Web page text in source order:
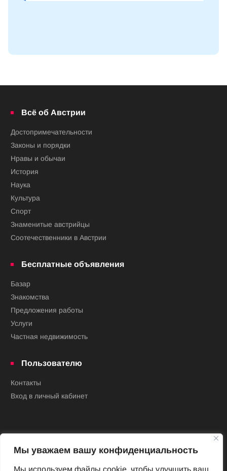
Мы уважаем вашу конфиденциальность
Мы используем файлы cookie, чтобы улучшить ваш
Всё об Австрии
Достопримечательности
Законы и порядки
Нравы и обычаи
История
Наука
Культура
Спорт
Знаменитые австрийцы
Соотечественники в Австрии
Бесплатные объявления
Базар
Знакомства
Предложения работы
Услуги
Частная недвижимость
Пользователю
Контакты
Вход в личный кабинет